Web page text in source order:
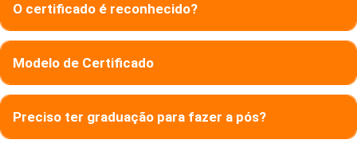
O certificado é reconhecido?
Modelo de Certificado
Preciso ter graduação para fazer a pós?